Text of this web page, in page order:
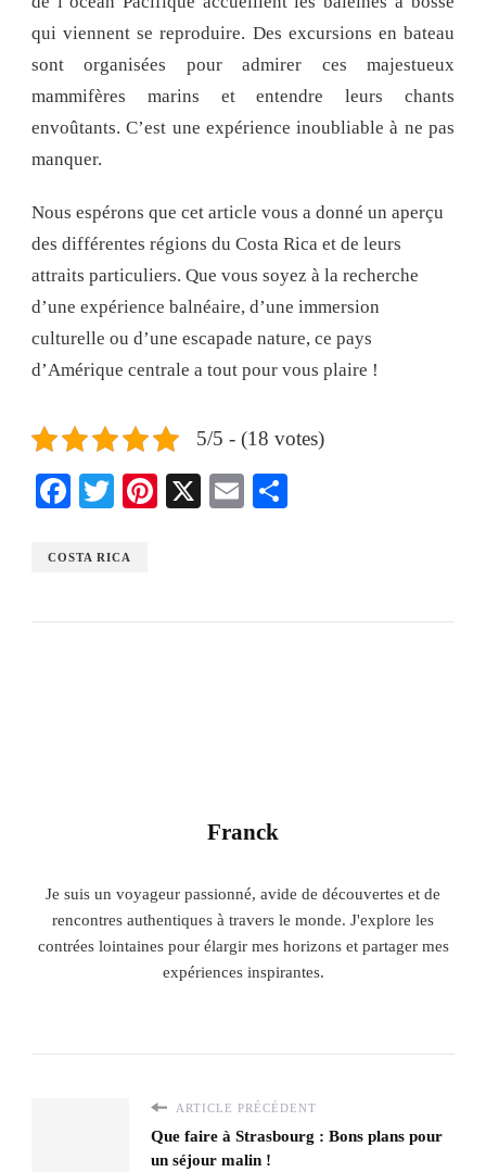
qui viennent se reproduire. Des excursions en bateau
sont organisées pour admirer ces majestueux
mammifères marins et entendre leurs chants
envoûtants. C’est une expérience inoubliable à ne pas
manquer.
Nous espérons que cet article vous a donné un aperçu
des différentes régions du Costa Rica et de leurs
attraits particuliers. Que vous soyez à la recherche
d’une expérience balnéaire, d’une immersion
culturelle ou d’une escapade nature, ce pays
d’Amérique centrale a tout pour vous plaire !
5/5 - (18 votes)
Facebook
TwitterPinterest
X Email
COSTA RICA
Franck
Je suis un voyageur passionné, avide de découvertes et de
rencontres authentiques à travers le monde. J'explore les
contrées lointaines pour élargir mes horizons et partager mes
expériences inspirantes.
ARTICLE PRÉCÉDENT
Que faire à Strasbourg : Bons plans pour
un séjour malin !